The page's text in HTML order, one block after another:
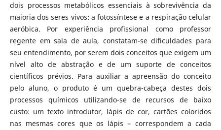
dois processos metabólicos essenciais à sobrevivência da
maioria dos seres vivos: a fotossíntese e a respiração celular
aeróbica. Por experiência profissional como professor
regente em sala de aula, constatam-se dificuldades para
seu entendimento, por serem dois conceitos que exigem um
nível alto de abstração e de um suporte de conceitos
científicos prévios. Para auxiliar a apreensão do conceito
pelo aluno, o produto é um quebra-cabeça destes dois
processos químicos utilizando-se de recursos de baixo
custo: um texto introdutor, lápis de cor, cartões coloridos
nas mesmas cores que os lápis – correspondem a cada